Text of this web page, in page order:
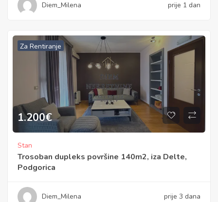
Diem_Milena prije 1 dan
Za Rentiranje
1.200€
Stan
Trosoban dupleks površine 140m2, iza Delte,
Podgorica
Diem_Milena prije 3 dana